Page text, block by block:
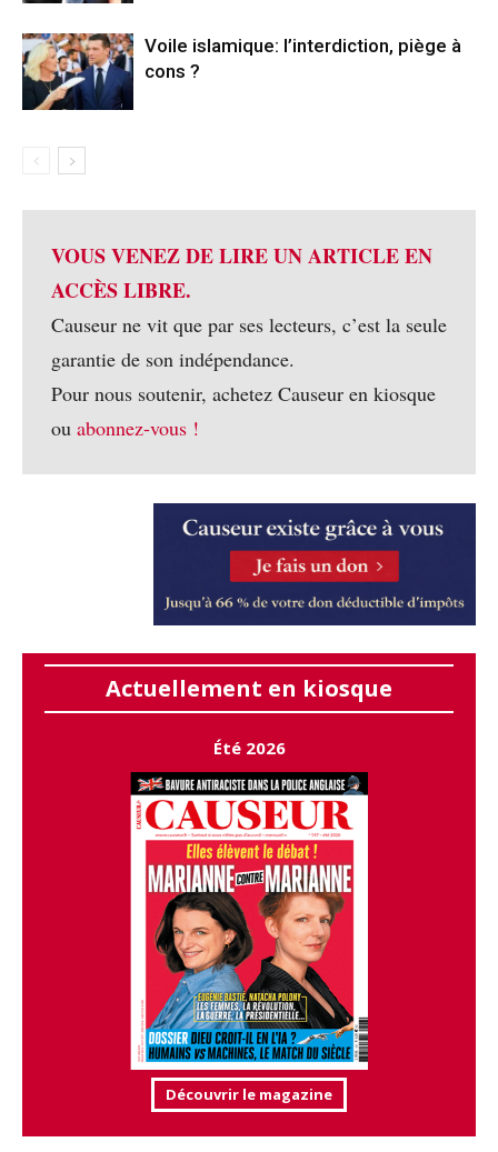
Voile islamique: l’interdiction, piège à
cons ?
VOUS VENEZ DE LIRE UN ARTICLE EN
ACCÈS LIBRE.
Causeur ne vit que par ses lecteurs, c’est la seule
garantie de son indépendance.
Pour nous soutenir, achetez Causeur en kiosque
ou abonnez-vous !
Actuellement en kiosque
Été 2026
Découvrir le magazine